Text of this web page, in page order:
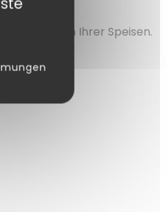
Erwärmen Ihrer Speisen.